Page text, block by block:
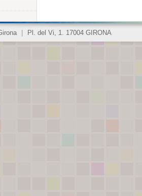
Pl. del Vi, 1. 17004 GIRONA